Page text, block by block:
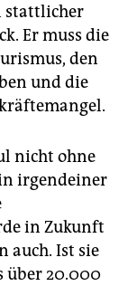
stattlicher
Er muss die
den
und die
nicht ohne
irgendeiner
in Zukunft
auch. Ist sie
über 20.000